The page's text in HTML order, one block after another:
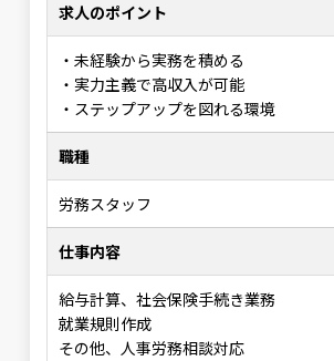
求人のポイント
・未経験から実務を積める
・実力主義で高収入が可能
・ステップアップを図れる環境
職種
労務スタッフ
仕事内容
給与計算、社会保険手続き業務
就業規則作成
その他、人事労務相談対応